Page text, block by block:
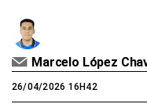
Marcelo López
26/04/2026 16H42